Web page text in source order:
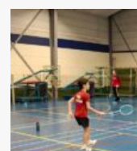
Gokje
2-
2026